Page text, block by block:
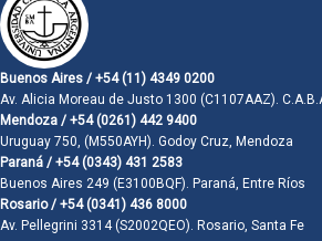
Buenos Aires / +54 (11) 4349 0200
Av. Alicia Moreau de Justo 1300 (C1107AAZ).
Mendoza / +54 (0261) 442 9400
Uruguay 750, (M550AYH). Godoy Cruz, Mendoza
Paraná / +54 (0343) 431 2583
Buenos Aires 249 (E3100BQF). Paraná, Entre Ríos
Rosario / +54 (0341) 436 8000
Av. Pellegrini 3314 (S2002QEO). Rosario, Santa Fe